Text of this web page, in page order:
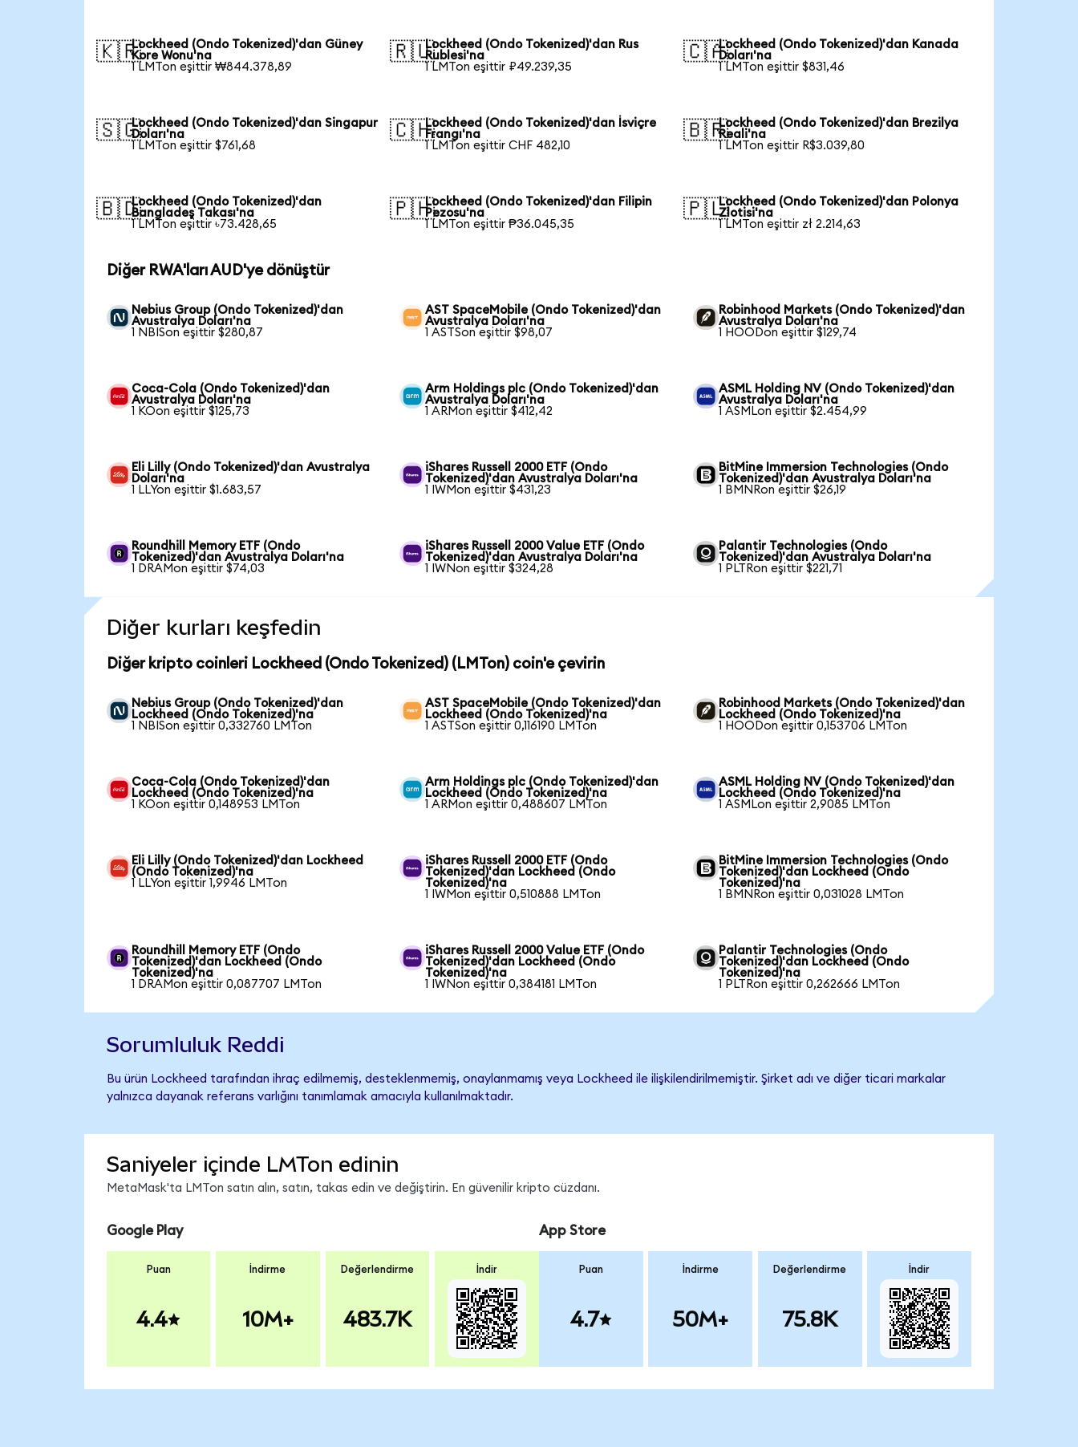
🇰🇷Lockheed (Ondo Tokenized)'dan Güney
Kore Wonu'na
1 LMTon eşittir ₩844.378,89
🇷🇺Lockheed (Ondo Tokenized)'dan Rus
Rublesi'na
1 LMTon eşittir ₽49.239,35
🇨🇦Lockheed (Ondo Tokenized)'dan Kanada
Doları'na
1 LMTon eşittir $831,46
🇸🇬Lockheed (Ondo Tokenized)'dan Singapur
Doları'na
1 LMTon eşittir $761,68
🇨🇭Lockheed (Ondo Tokenized)'dan İsviçre
Frangı'na
1 LMTon eşittir CHF 482,10
🇧🇷Lockheed (Ondo Tokenized)'dan Brezilya
Reali'na
1 LMTon eşittir R$3.039,80
🇧🇩Lockheed (Ondo Tokenized)'dan
Bangladeş Takası'na
1 LMTon eşittir ৳73.428,65
🇵🇭Lockheed (Ondo Tokenized)'dan Filipin
Pezosu'na
1 LMTon eşittir ₱36.045,35
🇵🇱Lockheed (Ondo Tokenized)'dan Polonya
Zlotisi'na
1 LMTon eşittir zł 2.214,63
Diğer RWA'ları AUD'ye dönüştür
Nebius Group (Ondo Tokenized)'dan
Avustralya Doları'na
1 NBISon eşittir $280,87
AST SpaceMobile (Ondo Tokenized)'dan
Avustralya Doları'na
1 ASTSon eşittir $98,07
Robinhood Markets (Ondo Tokenized)'dan
Avustralya Doları'na
1 HOODon eşittir $129,74
Coca-Cola (Ondo Tokenized)'dan
Avustralya Doları'na
1 KOon eşittir $125,73
Arm Holdings plc (Ondo Tokenized)'dan
Avustralya Doları'na
1 ARMon eşittir $412,42
ASML Holding NV (Ondo Tokenized)'dan
Avustralya Doları'na
1 ASMLon eşittir $2.454,99
Eli Lilly (Ondo Tokenized)'dan Avustralya
Doları'na
1 LLYon eşittir $1.683,57
iShares Russell 2000 ETF (Ondo
Tokenized)'dan Avustralya Doları'na
1 IWMon eşittir $431,23
BitMine Immersion Technologies (Ondo
Tokenized)'dan Avustralya Doları'na
1 BMNRon eşittir $26,19
Roundhill Memory ETF (Ondo
Tokenized)'dan Avustralya Doları'na
1 DRAMon eşittir $74,03
iShares Russell 2000 Value ETF (Ondo
Tokenized)'dan Avustralya Doları'na
1 IWNon eşittir $324,28
Palantir Technologies (Ondo
Tokenized)'dan Avustralya Doları'na
1 PLTRon eşittir $221,71
Diğer kurları keşfedin
Diğer kripto coinleri Lockheed (Ondo Tokenized) (LMTon) coin'e çevirin
Nebius Group (Ondo Tokenized)'dan
Lockheed (Ondo Tokenized)'na
1 NBISon eşittir 0,332760 LMTon
AST SpaceMobile (Ondo Tokenized)'dan
Lockheed (Ondo Tokenized)'na
1 ASTSon eşittir 0,116190 LMTon
Robinhood Markets (Ondo Tokenized)'dan
Lockheed (Ondo Tokenized)'na
1 HOODon eşittir 0,153706 LMTon
Coca-Cola (Ondo Tokenized)'dan
Lockheed (Ondo Tokenized)'na
1 KOon eşittir 0,148953 LMTon
Arm Holdings plc (Ondo Tokenized)'dan
Lockheed (Ondo Tokenized)'na
1 ARMon eşittir 0,488607 LMTon
ASML Holding NV (Ondo Tokenized)'dan
Lockheed (Ondo Tokenized)'na
1 ASMLon eşittir 2,9085 LMTon
Eli Lilly (Ondo Tokenized)'dan Lockheed
(Ondo Tokenized)'na
1 LLYon eşittir 1,9946 LMTon
iShares Russell 2000 ETF (Ondo
Tokenized)'dan Lockheed (Ondo
Tokenized)'na
1 IWMon eşittir 0,510888 LMTon
BitMine Immersion Technologies (Ondo
Tokenized)'dan Lockheed (Ondo
Tokenized)'na
1 BMNRon eşittir 0,031028 LMTon
Roundhill Memory ETF (Ondo
Tokenized)'dan Lockheed (Ondo
Tokenized)'na
1 DRAMon eşittir 0,087707 LMTon
iShares Russell 2000 Value ETF (Ondo
Tokenized)'dan Lockheed (Ondo
Tokenized)'na
1 IWNon eşittir 0,384181 LMTon
Palantir Technologies (Ondo
Tokenized)'dan Lockheed (Ondo
Tokenized)'na
1 PLTRon eşittir 0,262666 LMTon
Sorumluluk Reddi
Bu ürün Lockheed tarafından ihraç edilmemiş, desteklenmemiş, onaylanmamış veya Lockheed ile ilişkilendirilmemiştir. Şirket adı ve diğer ticari markalar
yalnızca dayanak referans varlığını tanımlamak amacıyla kullanılmaktadır.
Saniyeler içinde LMTon edinin
MetaMask'ta LMTon satın alın, satın, takas edin ve değiştirin. En güvenilir kripto cüzdanı.
Google Play
Puan
4.4
İndirme
10M+
Değerlendirme
483.7K
İndir
App Store
Puan
4.7
İndirme
50M+
Değerlendirme
75.8K
İndir